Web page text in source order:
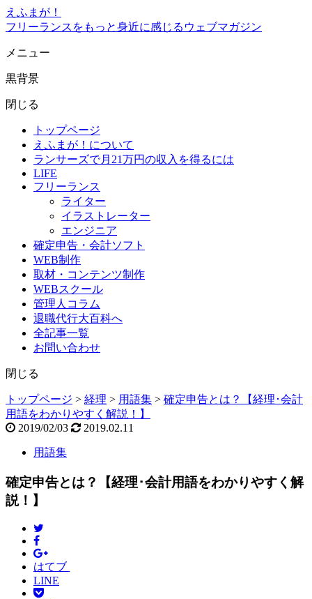
えふまが！
フリーランスをもっと身近に感じるウェブマガジン
メニュー
黒背景
閉じる
トップページ
えふまが！について
ランサーズで月21万円の収入を得るには
LIFE
フリーランス
ライター
イラストレーター
エンジニア
確定申告・会計ソフト
WEB制作
取材・コンテンツ制作
WEBスクール
管理人コラム
退職代行大百科へ
全記事一覧
お問い合わせ
閉じる
トップページ > 経理 > 用語集 > 確定申告とは？【経理･会計
用語をわかりやすく解説！】
2019/02/03
2019.02.11
用語集
確定申告とは？【経理･会計用語をわかりやすく解
説！】
はてブ
LINE